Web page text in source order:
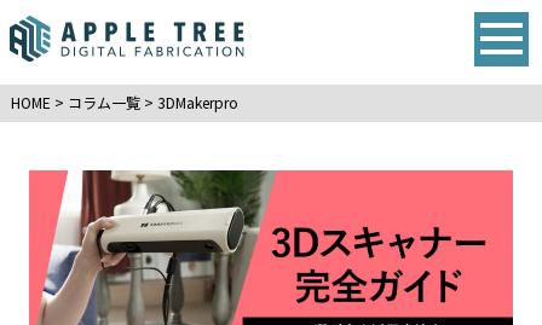
HOME > コラム一覧 > 3DMakerpro